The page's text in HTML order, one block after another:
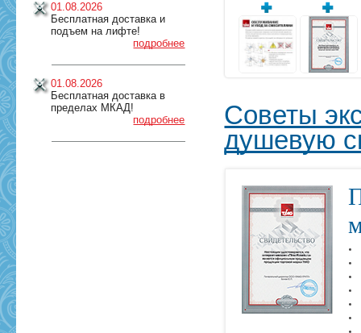
01.08.2026
Бесплатная доставка и
подъем на лифте!
подробнее
01.08.2026
Бесплатная доставка в
пределах МКАД!
подробнее
Советы
душевую